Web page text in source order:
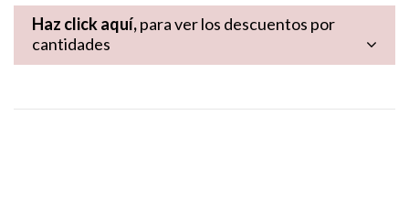
Haz click aquí,para ver los descuentos por
cantidades